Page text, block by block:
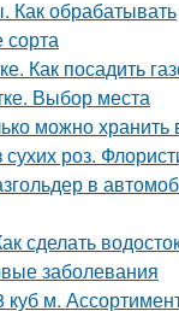
Как обрабатывать
Как посадить
Выбор места
можно хранить
роз.
в
сделать
заболевания
м.